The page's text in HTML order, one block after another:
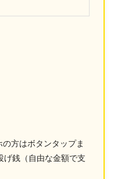
方はボタンタップま
げ銭（自由な金額で支